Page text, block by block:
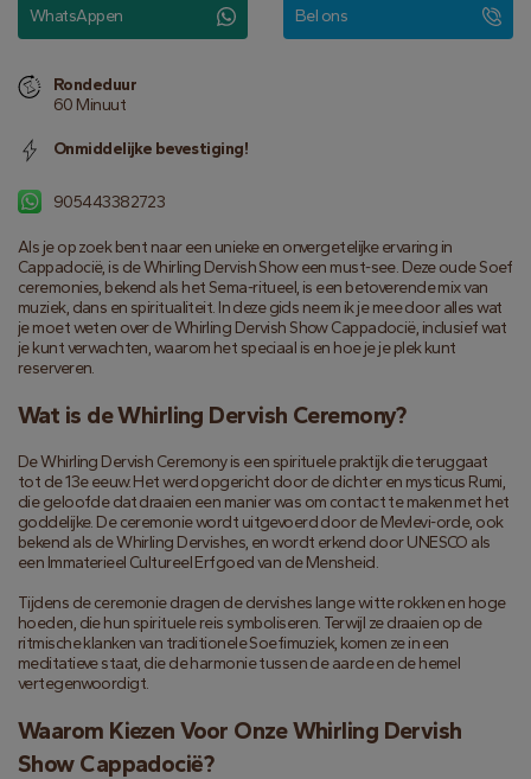
Als je op zoek bent naar een unieke en onvergetelijke ervaring in
Cappadocië, is de Whirling Dervish Show een must-see. Deze oude Soef
ceremonies, bekend als het Sema-ritueel, is een betoverende mix van
muziek, dans en spiritualiteit. In deze gids neem ik je mee door alles wat
je moet weten over de Whirling Dervish Show Cappadocië, inclusief wat
je kunt verwachten, waarom het speciaal is en hoe je je plek kunt
reserveren.
Wat is de Whirling Dervish Ceremony?
De Whirling Dervish Ceremony is een spirituele praktijk die teruggaat
tot de 13e eeuw. Het werd opgericht door de dichter en mysticus Rumi,
die geloofde dat draaien een manier was om contact te maken met het
goddelijke. De ceremonie wordt uitgevoerd door de Mevlevi-orde, ook
bekend als de Whirling Dervishes, en wordt erkend door UNESCO als
een Immaterieel Cultureel Erfgoed van de Mensheid.
Tijdens de ceremonie dragen de dervishes lange witte rokken en hoge
hoeden, die hun spirituele reis symboliseren. Terwijl ze draaien op de
ritmische klanken van traditionele Soefimuziek, komen ze in een
meditatieve staat, die de harmonie tussen de aarde en de hemel
vertegenwoordigt.
Waarom Kiezen Voor Onze Whirling Dervish
Show Cappadocië?
WhatsAppen Bel ons
Rondeduur
60 Minuut
Onmiddelijke bevestiging!
905443382723